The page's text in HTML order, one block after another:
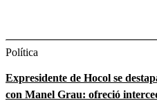
Política
Expresidente de Hocol se
con Manel Grau: ofreció